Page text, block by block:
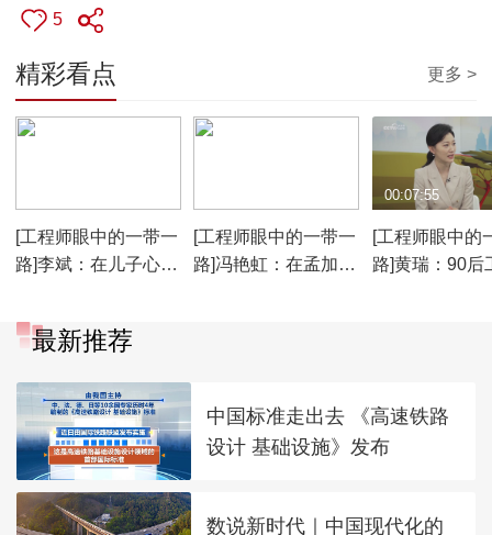
5
精彩看点 更多 >
[工程师眼中的一带一
路]李斌：在儿子心中
[工程师眼中的一带一
路]冯艳虹：在孟加拉
[工程师眼中的
路]黄瑞：90后
00:07:55
最新推荐
中国标准走出去 《高速铁路
设计 基础设施》发布
数说新时代｜中国现代化的